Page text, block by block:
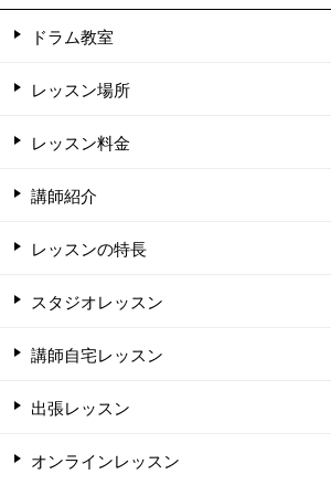
ドラム教室
レッスン場所
レッスン料金
講師紹介
レッスンの特長
スタジオレッスン
講師自宅レッスン
出張レッスン
オンラインレッスン